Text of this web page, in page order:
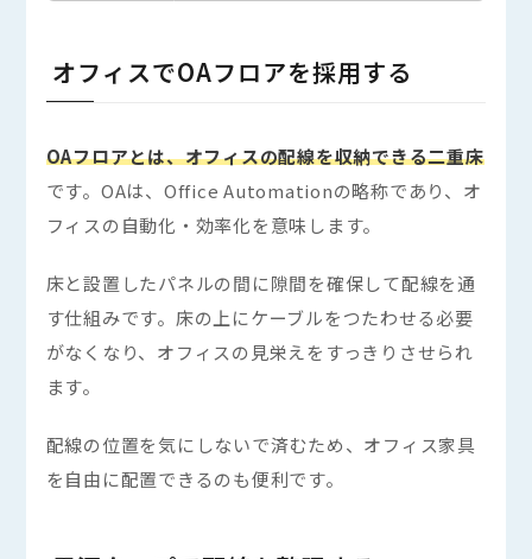
オフィスでOAフロアを採用する
OAフロアとは、オフィスの配線を収納できる二重床
です。OAは、Office Automationの略称であり、オ
フィスの自動化・効率化を意味します。
床と設置したパネルの間に隙間を確保して配線を通
す仕組みです。床の上にケーブルをつたわせる必要
がなくなり、オフィスの見栄えをすっきりさせられ
ます。
配線の位置を気にしないで済むため、オフィス家具
を自由に配置できるのも便利です。